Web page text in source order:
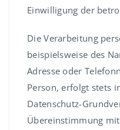
Einwilligung der
Die Verarbeitung
beispielsweise des
Adresse oder
Person, erfolgt stets
Datenschutz-
Übereinstimmung